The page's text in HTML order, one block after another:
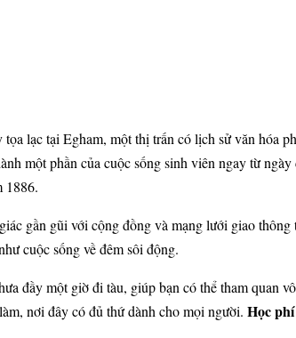
lạc tại Egham, một thị trấn có lịch sử văn hóa
một phần của cuộc sống sinh viên ngay từ
1886.
gần gũi với cộng đồng và mạng lưới giao thông
cuộc sống về đêm sôi động.
đầy một giờ đi tàu, giúp bạn có thể tham quan
nơi đây có đủ thứ dành cho mọi người. Học